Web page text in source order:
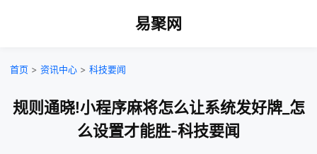
易聚网
首页 > 资讯中心 > 科技要闻
规则通晓!小程序麻将怎么让系统发好牌_怎
么设置才能胜-科技要闻